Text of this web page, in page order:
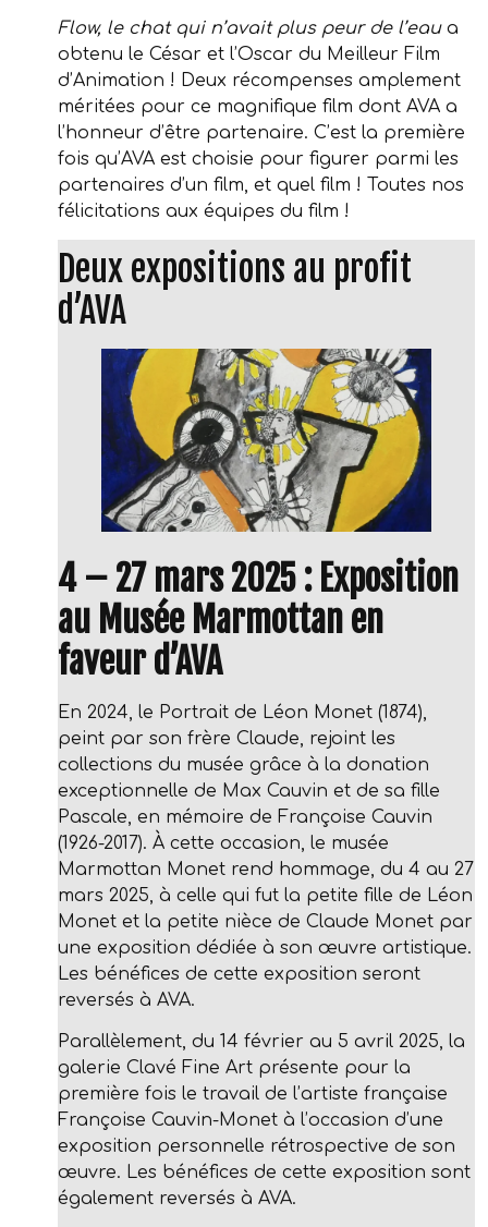
Flow, le chat qui n’avait plus peur de l’eaua
obtenu le César et l’Oscar du Meilleur Film
d’Animation ! Deux récompenses amplement
méritées pour ce magnifique film dont AVA a
l’honneur d’être partenaire. C’est la première
fois qu’AVA est choisie pour figurer parmi les
partenaires d’un film, et quel film ! Toutes nos
félicitations aux équipes du film !
Deux expositions au profit
d’AVA
4 – 27 mars 2025 : Exposition
au Musée Marmottan en
faveur d’AVA
En 2024, le Portrait de Léon Monet (1874),
peint par son frère Claude, rejoint les
collections du musée grâce à la donation
exceptionnelle de Max Cauvin et de sa fille
Pascale, en mémoire de Françoise Cauvin
(1926-2017). À cette occasion, le musée
Marmottan Monet rend hommage, du 4 au 27
mars 2025, à celle qui fut la petite fille de Léon
Monet et la petite nièce de Claude Monet par
une exposition dédiée à son œuvre artistique.
Les bénéfices de cette exposition seront
reversés à AVA.
Parallèlement, du 14 février au 5 avril 2025, la
galerie Clavé Fine Art présente pour la
première fois le travail de l’artiste française
Françoise Cauvin-Monet à l’occasion d’une
exposition personnelle rétrospective de son
œuvre. Les bénéfices de cette exposition sont
également reversés à AVA.